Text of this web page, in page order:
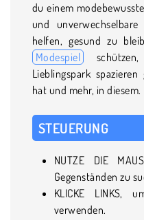
du einem
und
helfen, gesund zu
Modespiel
Lieblingspark
hat und mehr, in diesem.
STEUERUNG
NUTZE DIE
Gegenständen zu
KLICKE
verwenden.